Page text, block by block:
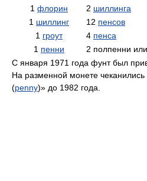
1 флорин 2 шиллинга
1 шиллинг 12 пенсов
1 гроут 4 пенса
1 пенни 2 полпенни
С января 1971 года фунт был
На разменной монете
(penny)» до 1982 года.